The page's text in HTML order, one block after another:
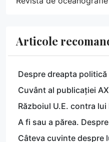
Articole
Despre dreapta politică
Cuvânt al publicației
Războiul U.E. contra
A fi sau a părea.
Câteva cuvinte despre